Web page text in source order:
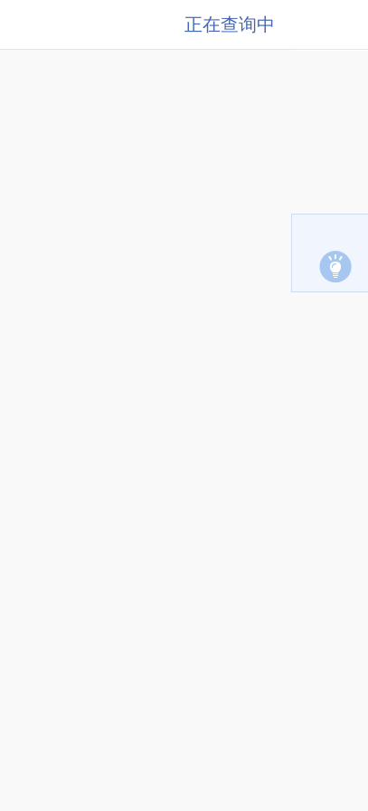
正在查询中